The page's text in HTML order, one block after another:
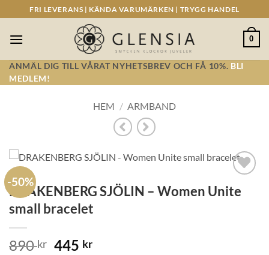
to
content
FRI LEVERANS | KÄNDA VARUMÄRKEN | TRYGG HANDEL
0
ANMÄL DIG TILL VÅRAT NYHETSBREV OCH FÅ 10%. BLI
MEDLEM!
HEM / ARMBAND
-50%
Lägg till i
önskelistan!
DRAKENBERG SJÖLIN – Women Unite
small bracelet
890kr Det
445 krDet